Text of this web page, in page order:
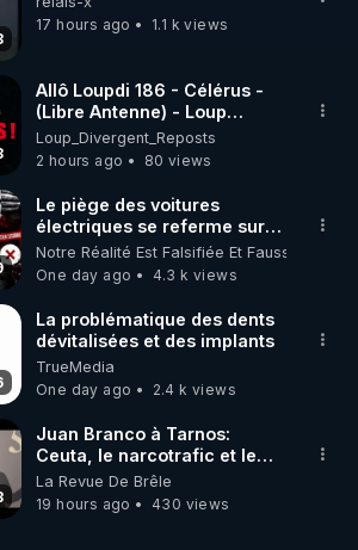
17 hours ago
1.1 k views
Allô Loupdi 186 - Célérus -
(Libre Antenne) - Loup
Divergent 2026.08.06
Loup_Divergent_Reposts
2 hours ago
80 views
Le piège des voitures
électriques se referme sur
les usagers !
Notre Réalité Est Falsifiée Et Fausse
One day ago
4.3 k views
La problématique des dents
dévitalisées et des implants
TrueMedia
One day ago
2.4 k views
Juan Branco à Tarnos:
Ceuta, le narcotrafic et le
pouvoir en France
La Revue De Brêle
19 hours ago
430 views